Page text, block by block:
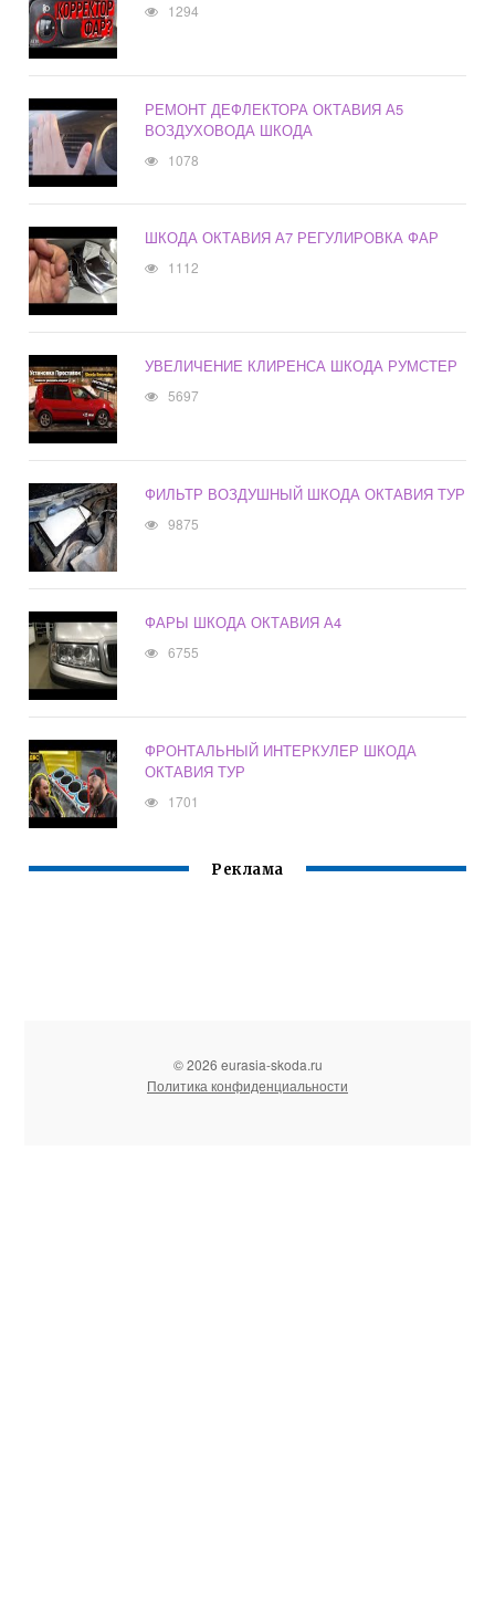
1294
РЕМОНТ ДЕФЛЕКТОРА ОКТАВИЯ А5
ВОЗДУХОВОДА ШКОДА
1078
ШКОДА ОКТАВИЯ А7 РЕГУЛИРОВКА ФАР
1112
УВЕЛИЧЕНИЕ КЛИРЕНСА ШКОДА РУМСТЕР
5697
ФИЛЬТР ВОЗДУШНЫЙ ШКОДА ОКТАВИЯ ТУР
9875
ФАРЫ ШКОДА ОКТАВИЯ А4
6755
ФРОНТАЛЬНЫЙ ИНТЕРКУЛЕР ШКОДА
ОКТАВИЯ ТУР
1701
Реклама
© 2026 eurasia-skoda.ru
Политика конфиденциальности